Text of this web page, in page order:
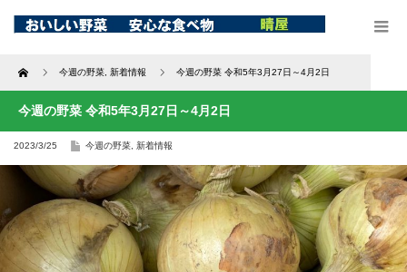
Home 今週の野菜 新着情報 今週の野菜 令和5年3月27日～4月2日
今週の野菜 令和5年3月27日～4月2日
2023/3/25 今週の野菜 新着情報